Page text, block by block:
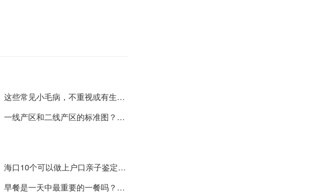
这些常见小毛病，不重视或有生命危险！医生提醒：出现这些症状及时就医
一线产区和二线产区的标准图？直观了解产区划分标准
海口10个可以做上户口亲子鉴定的地方(附2025年中心机构地址大全一览)
早餐是一天中最重要的一餐吗？科学解读不盲从